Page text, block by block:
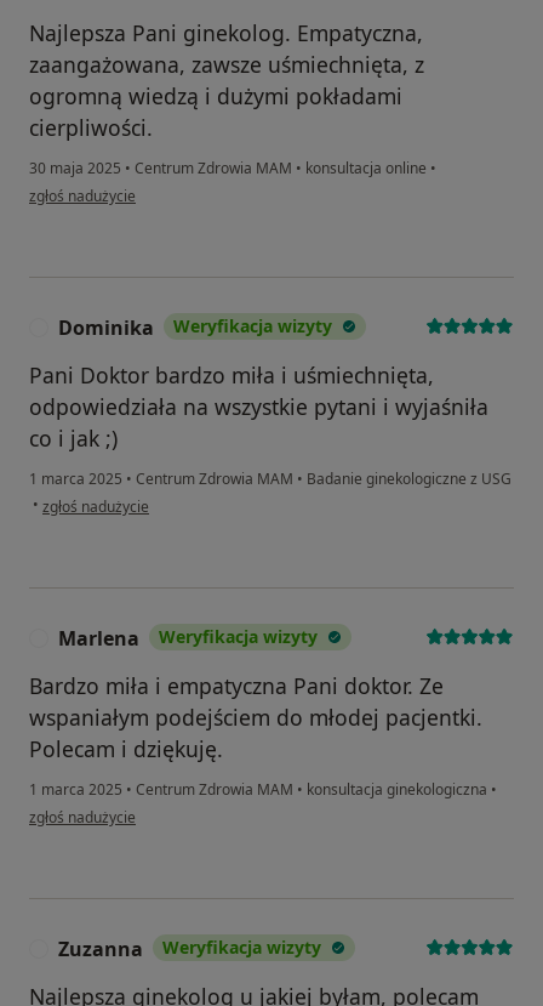
Najlepsza Pani ginekolog. Empatyczna,
zaangażowana, zawsze uśmiechnięta, z
ogromną wiedzą i dużymi pokładami
cierpliwości.
30 maja 2025 • Centrum Zdrowia MAM • konsultacja online •
w opinii użytkownika DD
zgłoś nadużycie
Dominika Weryfikacja wizyty
Pani Doktor bardzo miła i uśmiechnięta,
odpowiedziała na wszystkie pytani i wyjaśniła
co i jak ;)
1 marca 2025 • Centrum Zdrowia MAM • Badanie ginekologiczne z USG
• w opinii użytkownika Dominika
zgłoś nadużycie
Marlena Weryfikacja wizyty
Bardzo miła i empatyczna Pani doktor. Ze
wspaniałym podejściem do młodej pacjentki.
Polecam i dziękuję.
1 marca 2025 • Centrum Zdrowia MAM • konsultacja ginekologiczna •
w opinii użytkownika Marlena
zgłoś nadużycie
Zuzanna Weryfikacja wizyty
Najlepsza ginekolog u jakiej byłam, polecam